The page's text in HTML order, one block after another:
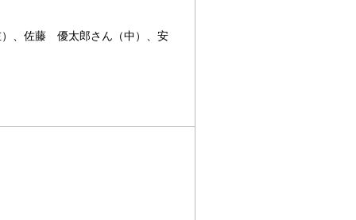
、佐藤 優太郎さん（中）、安